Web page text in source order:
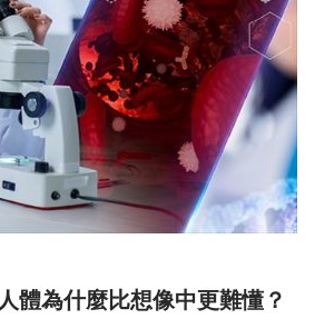
知道基因還不夠 人體為什麼比想像中更難懂？